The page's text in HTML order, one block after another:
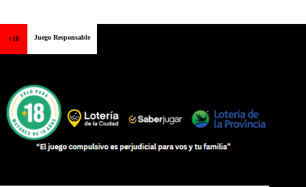
+18 Juego Responsable